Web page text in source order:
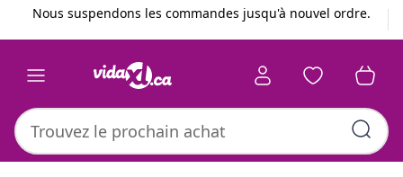
Précédent
Suivant
Nous suspendons les commandes jusqu'à nouvel ordre.